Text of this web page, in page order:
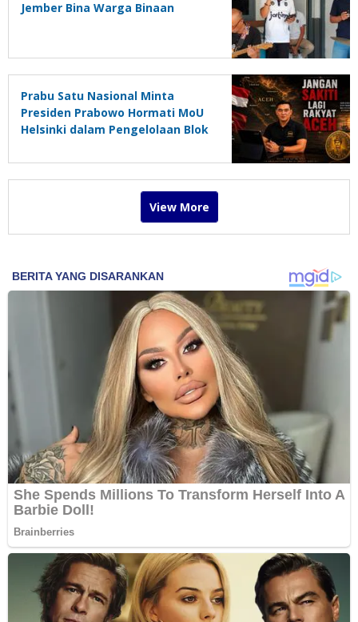
Jember Bina Warga Binaan
Prabu Satu Nasional Minta
Presiden Prabowo Hormati MoU
Helsinki dalam Pengelolaan Blok
View More